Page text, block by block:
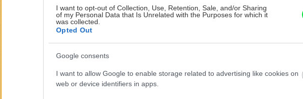
I want to opt-out of Collection, Use, Retention, Sale, and/or Sharing
of my Personal Data that Is Unrelated with the Purposes for which it
was collected.
Opted Out
Google consents
I want to allow Google to enable storage related to advertising like cookies on
web or device identifiers in apps.